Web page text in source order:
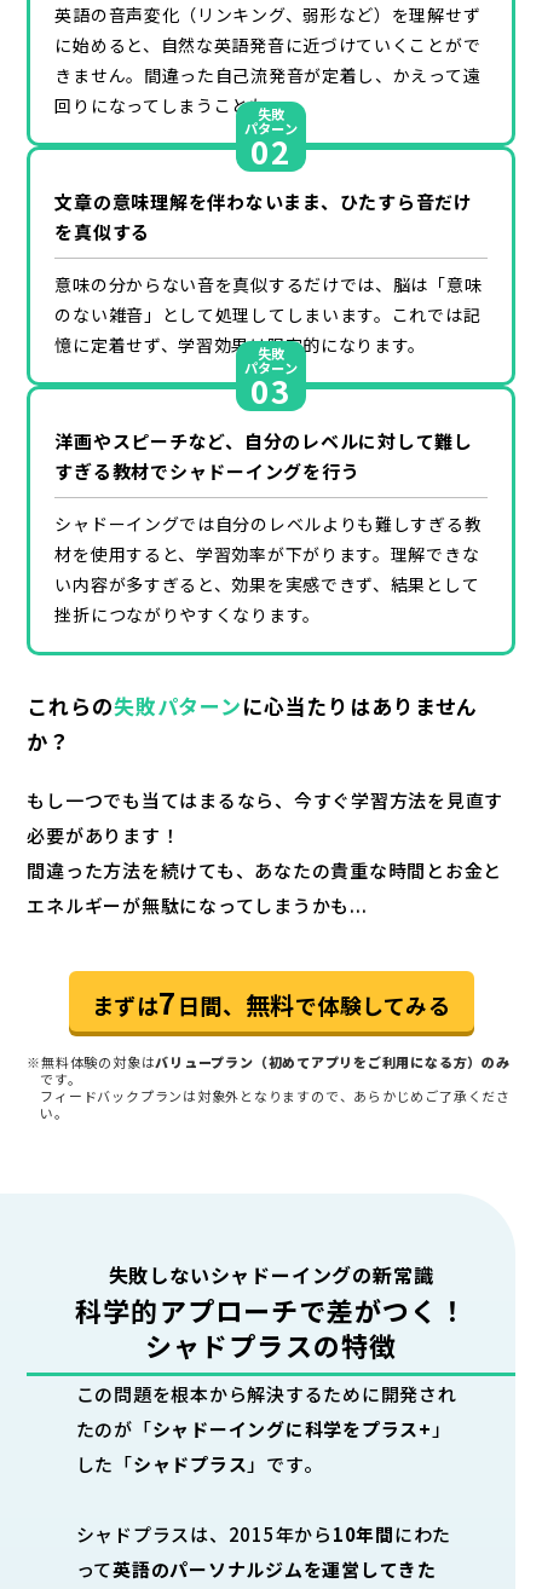
英語の音声変化（リンキング、弱形など）を理解せず
に始めると、自然な英語発音に近づけていくことがで
きません。間違った自己流発音が定着し、かえって遠
回りになってしまうことも。
失敗
パターン
02
文章の意味理解を伴わないまま、ひたすら音だけ
を真似する
意味の分からない音を真似するだけでは、脳は「意味
のない雑音」として処理してしまいます。これでは記
憶に定着せず、学習効果は限定的になります。
失敗
パターン
03
洋画やスピーチなど、自分のレベルに対して難し
すぎる教材でシャドーイングを行う
シャドーイングでは自分のレベルよりも難しすぎる教
材を使用すると、学習効率が下がります。理解できな
い内容が多すぎると、効果を実感できず、結果として
挫折につながりやすくなります。
これらの失敗パターンに心当たりはありません
か？
もし一つでも当てはまるなら、今すぐ学習方法を見直す
必要があります！
間違った方法を続けても、あなたの貴重な時間とお金と
エネルギーが無駄になってしまうかも...
まずは7日間、 無料で体験してみる
※無料体験の対象はバリュープラン（初めてアプリをご利用になる方）のみ
です。
フィードバックプランは対象外となりますので、あらかじめご了承くださ
い。
失敗しないシャドーイングの新常識
科学的アプローチで差がつく！
シャドプラスの特徴
この問題を根本から解決するために開発され
たのが「シャドーイングに科学をプラス+ 」
した「シャドプラス 」です。
シャドプラスは、2015年から10年間にわた
って英語のパーソナルジムを運営してきた